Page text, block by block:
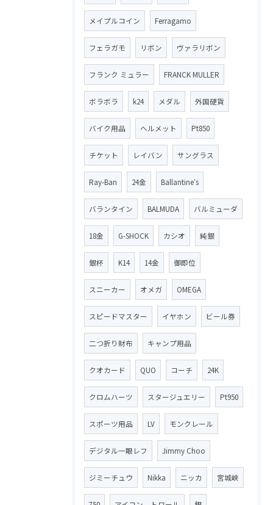
メイプルコイン Ferragamo
フェラガモ リボン ヴァラリボン
フランク ミュラー FRANCK MULLER
ボラボラ k24 メダル 外国硬貨
バイク用品 ヘルメット Pt850
チケット レイバン サングラス
Ray-Ban 24金 Ballantine′s
バランタイン BALMUDA バルミューダ
18金 G-SHOCK カシオ 純銀
銀杯 K14 14金 御即位
スニーカー オメガ OMEGA
スピードマスター イヤホン ビール券
二つ折り財布 キャンプ用品
クオカード QUO コーチ 24K
クロムハーツ スタージュエリー Pt950
スポーツ用品 LV モンクレール
デジタル一眼レフ Jimmy Choo
ジミーチュウ Nikka ニッカ 宮城峡